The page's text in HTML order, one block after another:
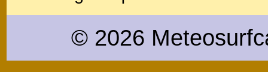
© 2026